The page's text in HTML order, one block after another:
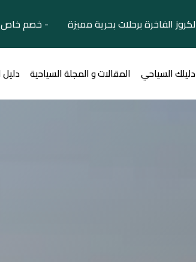
برحلات بحرية مميزة - خصم
دليلك السياحي المقالات و المجلة السياحية